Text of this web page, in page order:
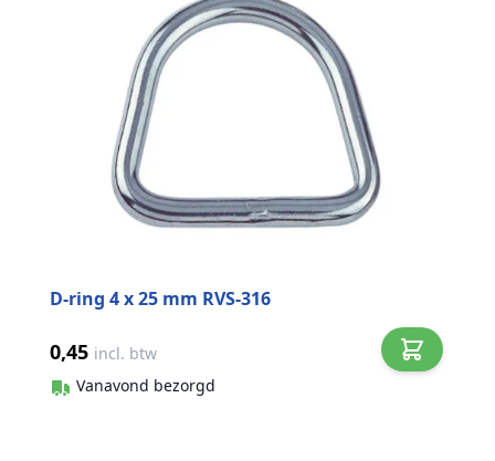
D-ring 4 x 25 mm RVS-316
0,45 incl. btw
Vanavond bezorgd